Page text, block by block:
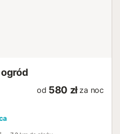
od 580 zł za noc